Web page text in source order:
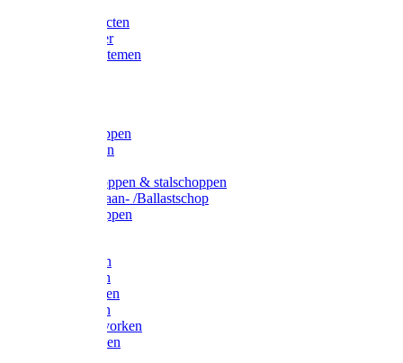
Tuin producten
Fruitplukker
Ophangsystemen
Betonschoppen
Schepbatsen
Ballastschoppen & stalschoppen
Slijtsrip Graan- /Ballastschop
Graanschoppen
Hooivorken
Mestvorken
Bietenvorken
Maisvorken
Aardappelvorken
Vijgenvorken